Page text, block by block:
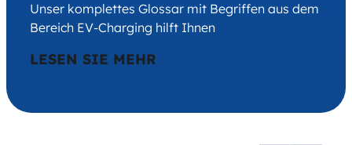
Unser komplettes Glossar mit Begriffen aus dem
Bereich EV-Charging hilft Ihnen
LESEN SIE MEHR